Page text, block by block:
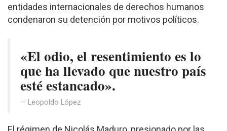
entidades internacionales de derechos humanos
condenaron su detención por motivos políticos.
«El odio, el resentimiento es lo
que ha llevado que nuestro país
esté estancado».
Leopoldo López